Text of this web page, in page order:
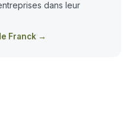
dans leur
Franck →